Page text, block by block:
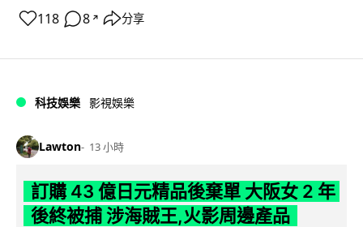
118 8 ↗ 分享
科技娛樂 影視娛樂
Lawton 13 小時
訂購 43 億日元精品後棄單 大阪女 2 年
後終被捕 涉海賊王,火影周邊產品